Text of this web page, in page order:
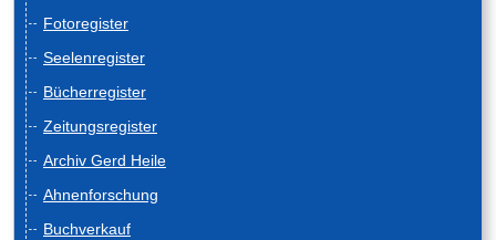
Fotoregister
Seelenregister
Bücherregister
Zeitungsregister
Archiv Gerd Heile
Ahnenforschung
Buchverkauf